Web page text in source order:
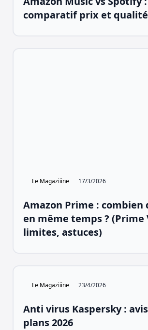
comparatif prix et qualité
Le Magaziiine 17/3/2026
Amazon Prime : combien
en même temps ? (Prime
limites, astuces)
Le Magaziiine 23/4/2026
Anti virus Kaspersky :
plans 2026